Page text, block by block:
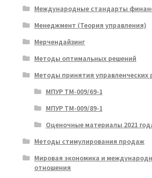
Международные стандарты
Менеджмент (Теория управления)
Мерчендайзинг
Методы оптимальных решений
Методы принятия управленческих
МПУР ТМ-009/69-1
МПУР ТМ-009/89-1
Оценочные материалы 2021
Методы стимулирования продаж
Мировая экономика и
отношения